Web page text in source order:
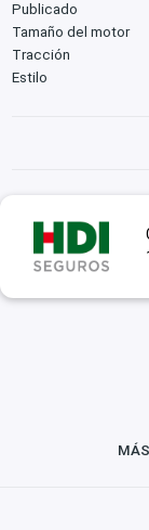
Publicado
Tamaño del motor
Tracción
Estilo